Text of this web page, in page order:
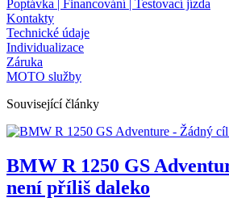
Poptávka | Financování | Testovací jízda
Kontakty
Technické údaje
Individualizace
Záruka
MOTO služby
Související články
BMW R 1250 GS
není příliš daleko